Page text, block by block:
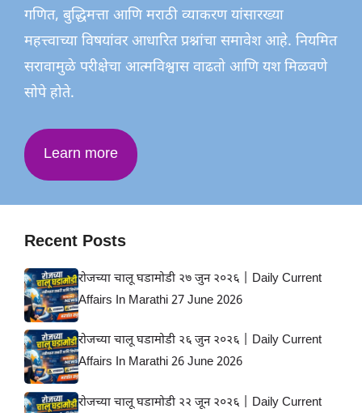
गणित, बुद्धिमत्ता आणि मराठी व्याकरण यांसारख्या
महत्त्वाच्या विषयांवर आधारित प्रश्नांचा समावेश आहे. नियमित
सरावामुळे परीक्षेचा आत्मविश्वास वाढतो आणि यश मिळवणे
सोपे होते.
Learn more
Recent Posts
रोजच्या चालू घडामोडी २७ जुन २०२६ | Daily Current
Affairs In Marathi 27 June 2026
रोजच्या चालू घडामोडी २६ जुन २०२६ | Daily Current
Affairs In Marathi 26 June 2026
रोजच्या चालू घडामोडी २२ जून २०२६ | Daily Current